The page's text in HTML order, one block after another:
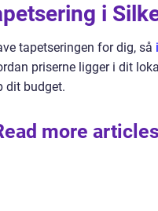
i
tapetseringen for dig, så
priserne ligger i dit
dit budget.
more